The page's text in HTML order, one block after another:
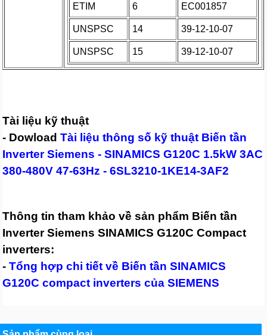
ETIM 6 EC001857
UNSPSC 14 39-12-10-07
UNSPSC 15 39-12-10-07
Tài liệu kỹ thuật
- DowloadTài liệu thông số kỹ thuật Biến tần
Inverter Siemens - SINAMICS G120C 1.5kW 3AC
380-480V 47-63Hz - 6SL3210-1KE14-3AF2
Thông tin tham khảo về sản phẩm Biến tần
Inverter Siemens SINAMICS G120C Compact
inverters:
-Tổng hợp chi tiết về Biến tần SINAMICS
G120C compact inverters của SIEMENS